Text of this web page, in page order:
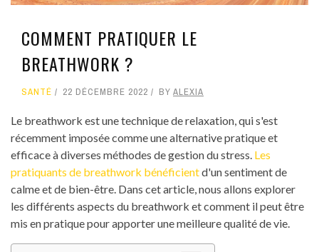
COMMENT PRATIQUER LE
BREATHWORK ?
SANTÉ 22 DÉCEMBRE 2022 BY ALEXIA
Le breathwork est une technique de relaxation, qui s'est
récemment imposée comme une alternative pratique et
efficace à diverses méthodes de gestion du stress. Les
pratiquants de breathwork bénéficientd'un sentiment de
calme et de bien-être. Dans cet article, nous allons explorer
les différents aspects du breathwork et comment il peut être
mis en pratique pour apporter une meilleure qualité de vie.